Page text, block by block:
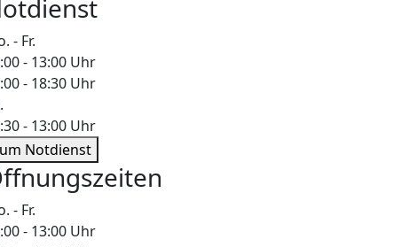
- Fr.
- 13:00 Uhr
- 18:30 Uhr
- 13:00 Uhr
Notdienst
- Fr.
- 13:00 Uhr